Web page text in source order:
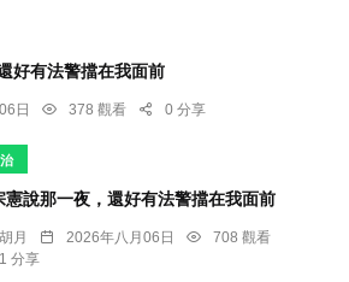
好有法警擋在我面前
日 378 觀看 0 分享
憲說那一夜，還好有法警擋在我面前
胡月 2026年八月06日
708 觀看
1 分享